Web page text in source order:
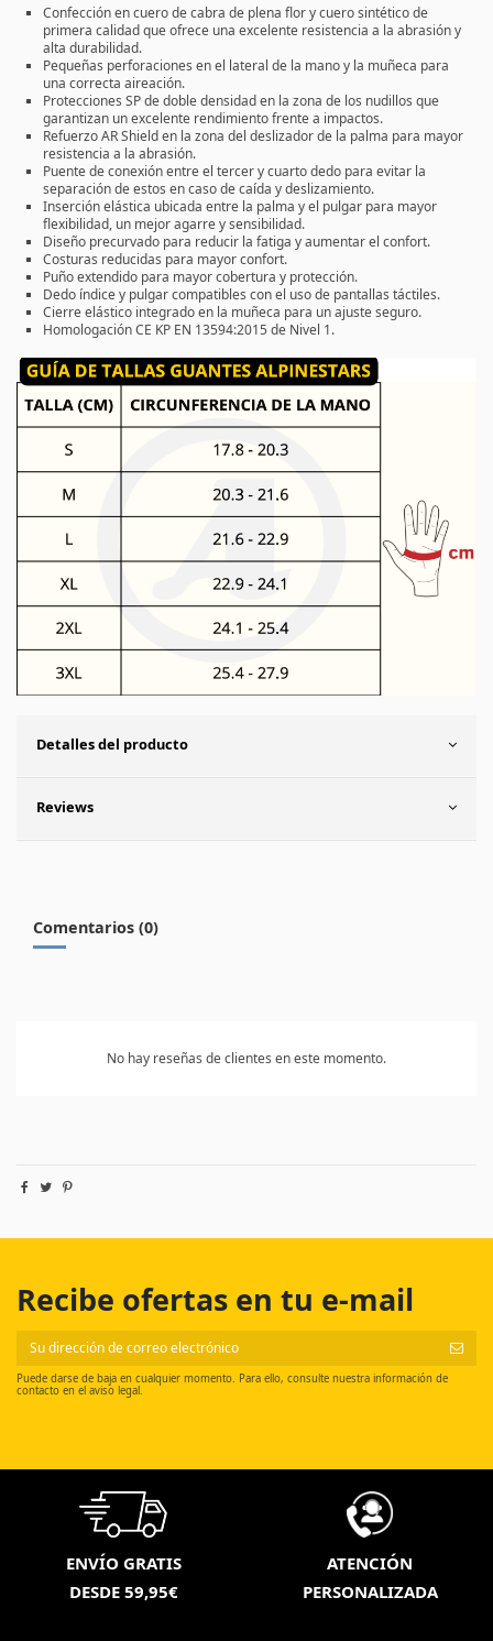
Confección en cuero de cabra de plena flor y cuero sintético de
primera calidad que ofrece una excelente resistencia a la abrasión y
alta durabilidad.
Pequeñas perforaciones en el lateral de la mano y la muñeca para
una correcta aireación.
Protecciones SP de doble densidad en la zona de los nudillos que
garantizan un excelente rendimiento frente a impactos.
Refuerzo AR Shield en la zona del deslizador de la palma para mayor
resistencia a la abrasión.
Puente de conexión entre el tercer y cuarto dedo para evitar la
separación de estos en caso de caída y deslizamiento.
Inserción elástica ubicada entre la palma y el pulgar para mayor
flexibilidad, un mejor agarre y sensibilidad.
Diseño precurvado para reducir la fatiga y aumentar el confort.
Costuras reducidas para mayor confort.
Puño extendido para mayor cobertura y protección.
Dedo índice y pulgar compatibles con el uso de pantallas táctiles.
Cierre elástico integrado en la muñeca para un ajuste seguro.
Homologación CE KP EN 13594:2015 de Nivel 1.
Detalles del producto
Reviews
Comentarios (0)
No hay reseñas de clientes en este momento.
Recibe ofertas en tu e-mail
Puede darse de baja en cualquier momento. Para ello, consulte nuestra información de
contacto en el aviso legal.
ENVÍO GRATIS
DESDE 59,95€
ATENCIÓN
PERSONALIZADA